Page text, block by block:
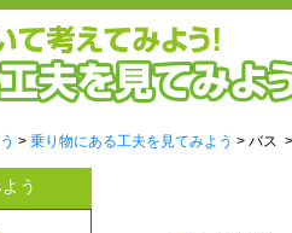
> 乗り物にある工夫を見てみよう > バス
う